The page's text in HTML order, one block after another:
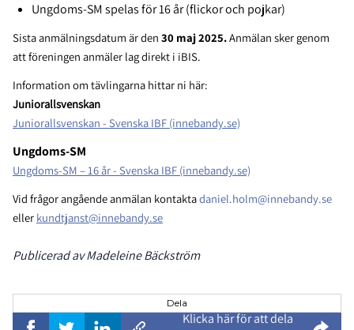
Ungdoms-SM spelas för 16 år (flickor och pojkar)
Sista anmälningsdatum är den 30 maj 2025.Anmälan sker genom
att föreningen anmäler lag direkt i iBIS.
Information om tävlingarna hittar ni här:
Juniorallsvenskan
Juniorallsvenskan - Svenska IBF (innebandy.se)
Ungdoms-SM
Ungdoms-SM – 16 år - Svenska IBF (innebandy.se)
Vid frågor angående anmälan kontaktadaniel.holm@innebandy.se
eller kundtjanst@innebandy.se
Publicerad av Madeleine Bäckström
Dela
Klicka här för att dela